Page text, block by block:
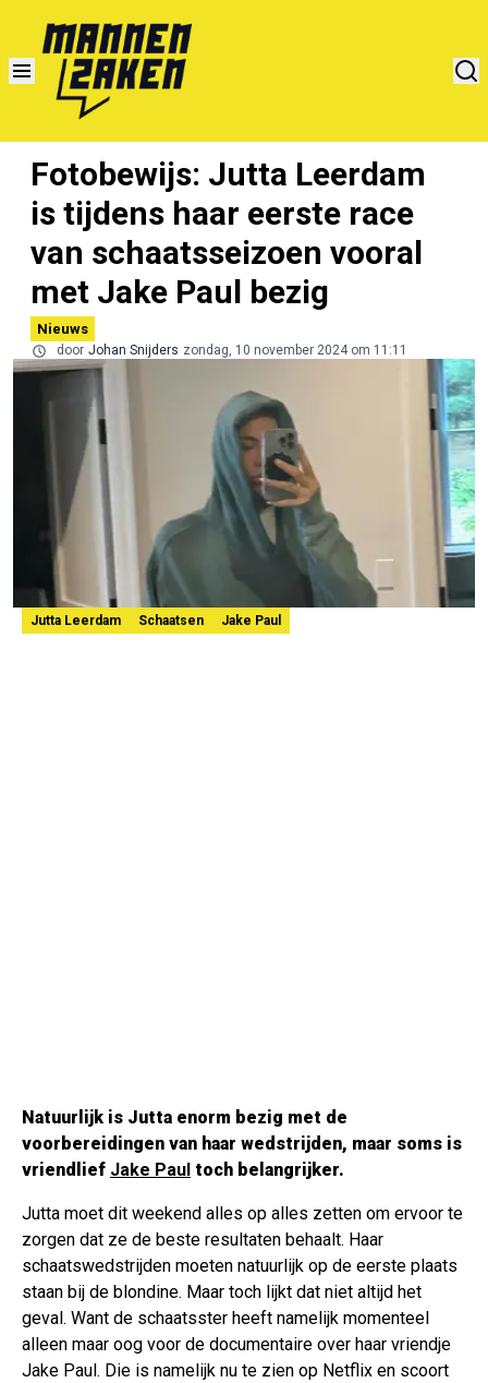
Fotobewijs: Jutta Leerdam
is tijdens haar eerste race
van schaatsseizoen vooral
met Jake Paul bezig
Nieuws
door Johan Snijders zondag, 10 november 2024 om 11:11
Jutta Leerdam Schaatsen Jake Paul
Natuurlijk is Jutta enorm bezig met de
voorbereidingen van haar wedstrijden, maar soms is
vriendlief Jake Paul toch belangrijker.
Jutta moet dit weekend alles op alles zetten om ervoor te
zorgen dat ze de beste resultaten behaalt. Haar
schaatswedstrijden moeten natuurlijk op de eerste plaats
staan bij de blondine. Maar toch lijkt dat niet altijd het
geval. Want de schaatsster heeft namelijk momenteel
alleen maar oog voor de documentaire over haar vriendje
Jake Paul. Die is namelijk nu te zien op Netflix en scoort